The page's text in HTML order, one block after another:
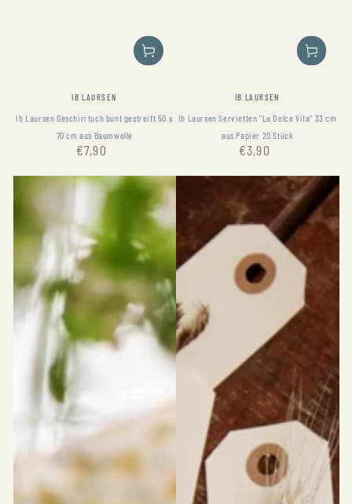
Fournisseur:
IB LAURSEN
Ib Laursen Geschirrtuch bunt gestreift 50 x
70 cm aus Baumwolle
Prix
€7,90
Fournisseur:
IB LAURSEN
Ib Laursen Servietten "La Dolce Vita" 33 cm
aus Papier 20 Stück
Prix
€3,90